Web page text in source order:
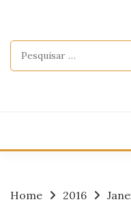
content
Home 2016